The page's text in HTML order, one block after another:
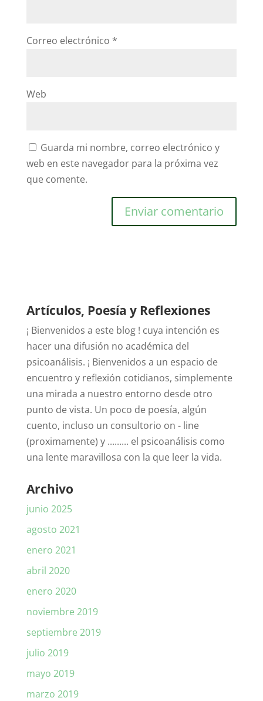
Correo electrónico *
Web
Guarda mi nombre, correo electrónico y
web en este navegador para la próxima vez
que comente.
Artículos, Poesía y Reflexiones
¡ Bienvenidos a este blog ! cuya intención es
hacer una difusión no académica del
psicoanálisis. ¡ Bienvenidos a un espacio de
encuentro y reflexión cotidianos, simplemente
una mirada a nuestro entorno desde otro
punto de vista. Un poco de poesía, algún
cuento, incluso un consultorio on - line
(proximamente) y ......... el psicoanálisis como
una lente maravillosa con la que leer la vida.
Archivo
junio 2025
agosto 2021
enero 2021
abril 2020
enero 2020
noviembre 2019
septiembre 2019
julio 2019
mayo 2019
marzo 2019